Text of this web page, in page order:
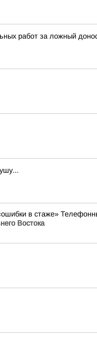
работ за ложный
в стаже»
Востока